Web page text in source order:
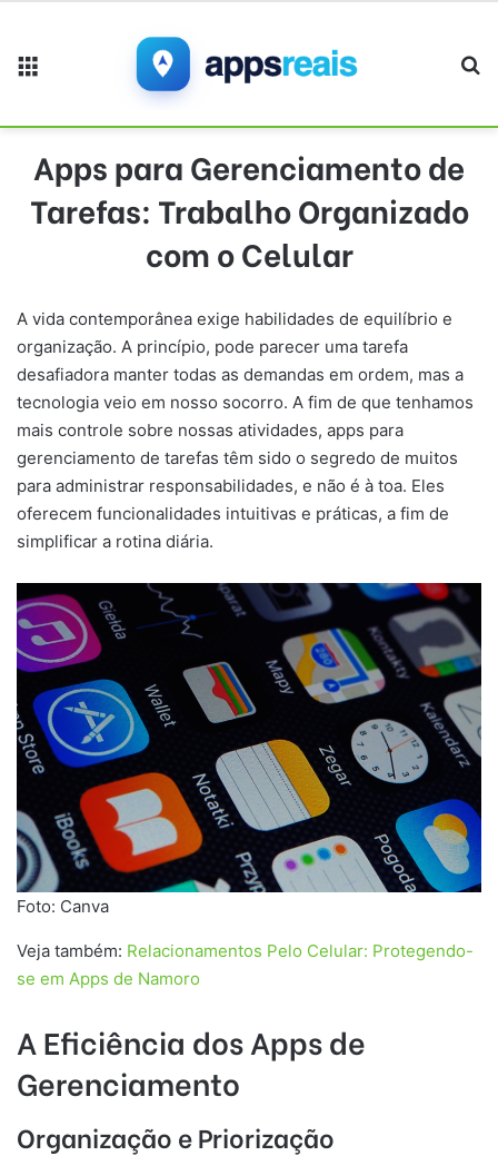
Apps para Gerenciamento de
Tarefas: Trabalho Organizado
com o Celular
A vida contemporânea exige habilidades de equilíbrio e
organização. A princípio, pode parecer uma tarefa
desafiadora manter todas as demandas em ordem, mas a
tecnologia veio em nosso socorro. A fim de que tenhamos
mais controle sobre nossas atividades, apps para
gerenciamento de tarefas têm sido o segredo de muitos
para administrar responsabilidades, e não é à toa. Eles
oferecem funcionalidades intuitivas e práticas, a fim de
simplificar a rotina diária.
Foto: Canva
Veja também: Relacionamentos Pelo Celular: Protegendo-
se em Apps de Namoro
A Eficiência dos Apps de
Gerenciamento
Organização e Priorização